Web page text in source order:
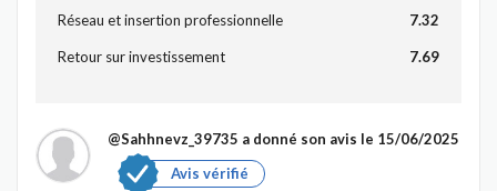
Réseau et insertion professionnelle 7.32
Retour sur investissement 7.69
@Sahhnevz_39735 a donné son avis le 15/06/2025
Avis vérifié